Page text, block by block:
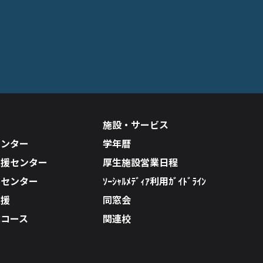
ター
センター
ンター
ース
施設・サービス
学年暦
厚生施設営業日程
ｿｰｼｬﾙﾒﾃﾞｨｱ利用ｶﾞｲﾄﾞﾗｲﾝ
同窓会
関連校